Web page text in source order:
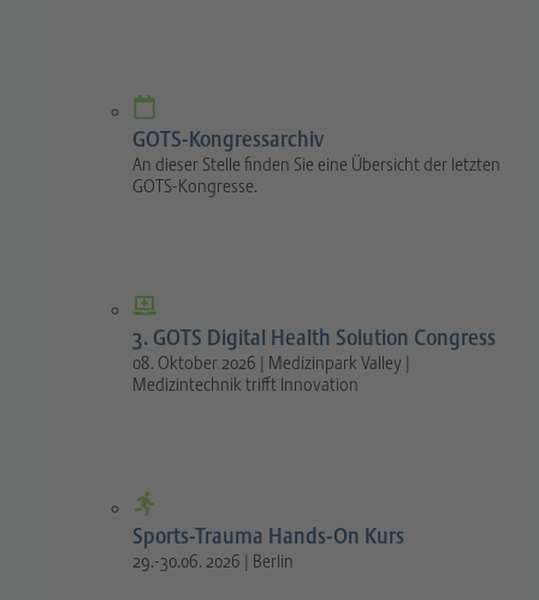
GOTS-Kongressarchiv
An dieser Stelle finden Sie eine Übersicht der letzten
GOTS-Kongresse.
3. GOTS Digital Health Solution Congress
08. Oktober 2026 | Medizinpark Valley |
Medizintechnik trifft Innovation
Sports-Trauma Hands-On Kurs
29.-30.06. 2026 | Berlin